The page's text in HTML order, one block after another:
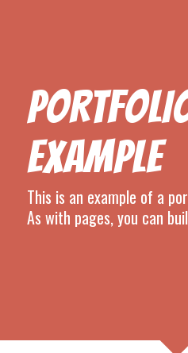
EXAMPLE
This is an example of a
As with pages, you can